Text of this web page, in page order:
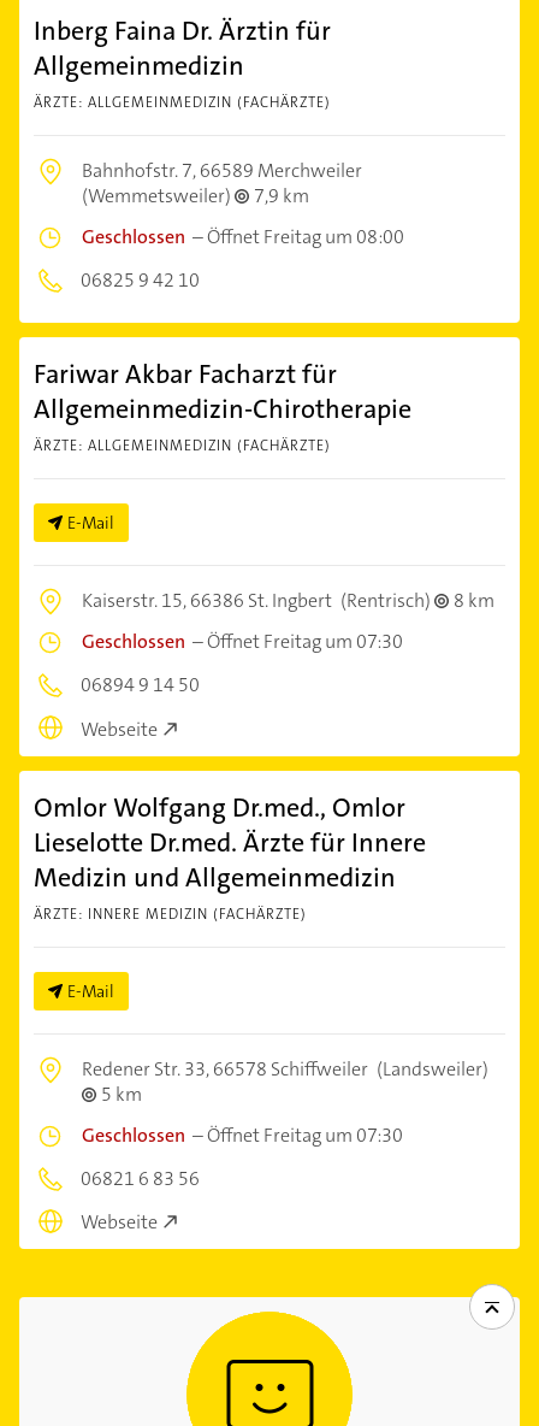
Inberg Faina Dr. Ärztin für
Allgemeinmedizin
ÄRZTE: ALLGEMEINMEDIZIN (FACHÄRZTE)
Bahnhofstr. 7,66589 Merchweiler
(Wemmetsweiler)
7,9 km
Geschlossen –Öffnet Freitag um 08:00
06825 9 42 10
Fariwar Akbar Facharzt für
Allgemeinmedizin-Chirotherapie
ÄRZTE: ALLGEMEINMEDIZIN (FACHÄRZTE)
E-Mail
Kaiserstr. 15,66386 St. Ingbert (Rentrisch)
8 km
Geschlossen –Öffnet Freitag um 07:30
06894 9 14 50
Webseite
Omlor Wolfgang Dr.med., Omlor
Lieselotte Dr.med. Ärzte für Innere
Medizin und Allgemeinmedizin
ÄRZTE: INNERE MEDIZIN (FACHÄRZTE)
E-Mail
Redener Str. 33,66578 Schiffweiler (Landsweiler)
5 km
Geschlossen –Öffnet Freitag um 07:30
06821 6 83 56
Webseite